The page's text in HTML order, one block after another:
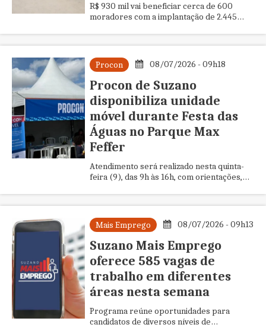
R$ 930 mil vai beneficiar cerca de 600
moradores com a implantação de 2.445
Procon 08/07/2026 - 09h18
Procon de Suzano
disponibiliza unidade
móvel durante Festa das
Águas no Parque Max
Feffer
Atendimento será realizado nesta quinta-
feira (9), das 9h às 16h, com orientações,
Mais Emprego 08/07/2026 - 09h13
Suzano Mais Emprego
oferece 585 vagas de
trabalho em diferentes
áreas nesta semana
Programa reúne oportunidades para
candidatos de diversos níveis de